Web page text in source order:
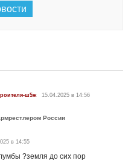
ш5ж 15.04.2025 в 14:56
России
в 14:55
?земля до сих пор